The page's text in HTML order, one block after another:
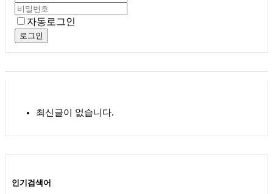
자동로그인
로그인
최신글이 없습니다.
인기검색어